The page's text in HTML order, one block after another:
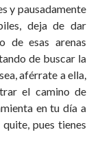
y pausadamente
deja de dar
de esas arenas
de buscar la
aférrate a ella,
el camino de
en tu día a
pues tienes